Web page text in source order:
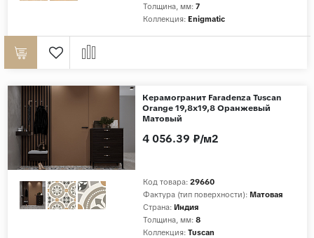
Толщина, мм: 7
Коллекция: Enigmatic
Керамогранит Faradenza Tuscan
Orange 19,8x19,8 Оранжевый
Матовый
Код товара: 29660
Фактура (тип поверхности): Матовая
Страна: Индия
Толщина, мм: 8
Коллекция: Tuscan
4 056.39 ₽/м2